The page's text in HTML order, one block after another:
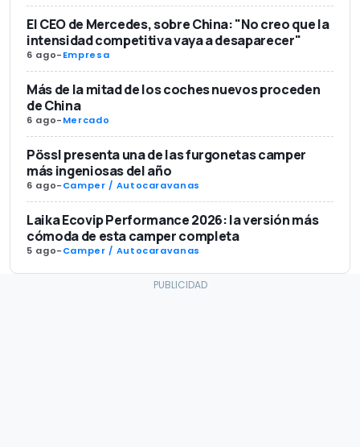
El CEO de Mercedes, sobre China: "No creo que la
intensidad competitiva vaya a desaparecer"
6 ago-Empresa
Más de la mitad de los coches nuevos proceden
de China
6 ago-Mercado
Pössl presenta una de las furgonetas camper
más ingeniosas del año
6 ago-Camper / Autocaravanas
Laika Ecovip Performance 2026: la versión más
cómoda de esta camper completa
5 ago-Camper / Autocaravanas